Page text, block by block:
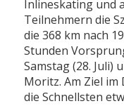
Inlineskating und
Teilnehmern die
die 368 km nach
Stunden
Samstag (28. Juli)
Moritz. Am Ziel
die Schnellsten